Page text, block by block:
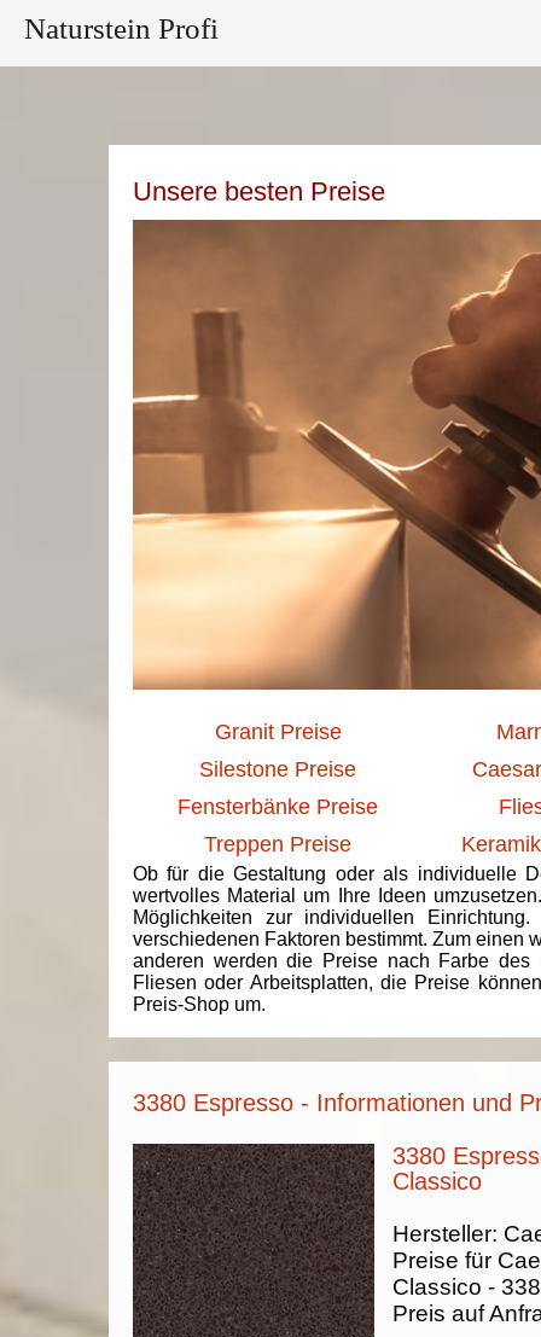
Naturstein Profi
Unsere besten Preise
Granit Preise
Silestone Preise
Fensterbänke Preise
Treppen Preise
Ob für die Gestaltung oder als individuelle
wertvolles Material um Ihre Ideen
Möglichkeiten zur individuellen
verschiedenen Faktoren bestimmt. Zum einen
anderen werden die Preise nach Farbe des
Fliesen oder Arbeitsplatten, die Preise
Preis-Shop um.
3380 Espresso - Informationen und
3380
Classico
Hersteller:
Preise für
Classico -
Preis auf